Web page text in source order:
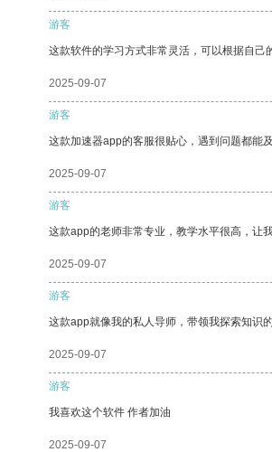
游客
这款软件的学习方式非常灵活，可以根据自己
2025-09-07
游客
这款加速器app的客服很贴心，遇到问题都能
2025-09-07
游客
这款app的老师非常专业，教学水平很高，让
2025-09-07
游客
这款app就像我的私人导师，带领我探索知识的
2025-09-07
游客
我喜欢这个软件 作者加油
2025-09-07